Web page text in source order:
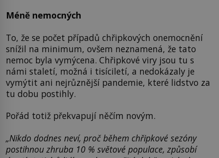
Méně nemocných
To, že se počet případů chřipkových onemocnění
snížil na minimum, ovšem neznamená, že tato
nemoc byla vymýcena. Chřipkové viry jsou tu s
námi staletí, možná i tisíciletí, a nedokázaly je
vymýtit ani nejrůznější pandemie, které lidstvo za
tu dobu postihly.
Pořád totiž překvapují něčím novým.
„Nikdo dodnes neví, proč během chřipkové sezóny
postihnou zhruba 10 % světové populace, způsobí